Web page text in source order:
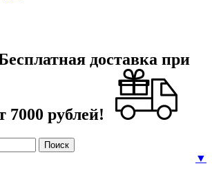
доставка при
7000 рублей!
▼